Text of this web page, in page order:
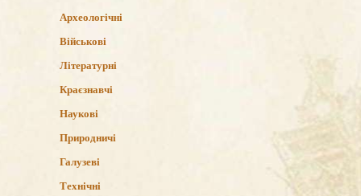
Археологічні
Військові
Літературні
Краєзнавчі
Наукові
Природничі
Галузеві
Технічні